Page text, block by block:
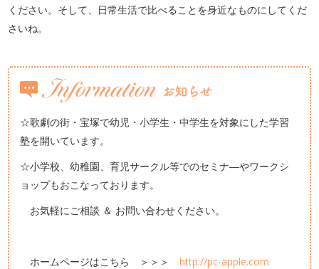
ください。そして、日常生活で比べることを身近なものにしてくだ
さいね。
☆歌劇の街・宝塚で幼児・小学生・中学生を対象にした学習
塾を開いています。
☆小学校、幼稚園、育児サークル等でのセミナ―やワークシ
ョップもおこなっております。
お気軽にご相談 ＆ お問い合わせください。
ホームページはこちら ＞＞＞http://pc-apple.com